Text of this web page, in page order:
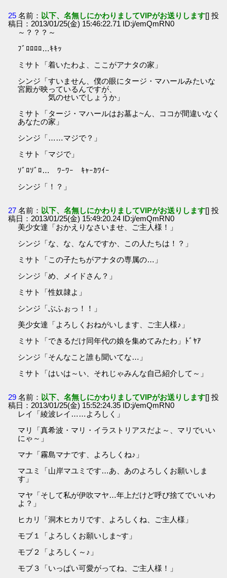
25 名前： 以下、名無しにかわりましてVIPがお送りします[] 投
稿日：2013/01/25(金) 15:46:22.71 ID:j/emQmRN0
～？？？～
ﾌﾞﾛﾛﾛﾛ…ｷｷｯ
ミサト「着いたわよ、ここがアナタの家」
シンジ「すいません、僕の眼にタージ・マハールみたいな
宮殿が映っているんですが、
気のせいでしょうか」
ミサト「タージ・マハールはお墓よ~ん、ココが間違いなく
あなたの家」
シンジ「……マジで？」
ミサト「マジで」
ｿﾞﾛｿﾞﾛ… ﾜｰﾜｰ ｷｬｰｶﾜｲｰ
シンジ「！？」
27 名前： 以下、名無しにかわりましてVIPがお送りします[] 投
稿日：2013/01/25(金) 15:49:20.24 ID:j/emQmRN0
美少女達「おかえりなさいませ、ご主人様！」
シンジ「な、な、なんですか、この人たちは！？」
ミサト「この子たちがアナタの専属の…」
シンジ「め、メイドさん？」
ミサト「性奴隷よ」
シンジ「ぶふぉっ！！」
美少女達「よろしくおねがいします、ご主人様♪」
ミサト「できるだけ同年代の娘を集めてみたわ」ﾄﾞﾔｱ
シンジ「そんなこと誰も聞いてな…」
ミサト「はいは～い、それじゃみんな自己紹介して～」
29 名前： 以下、名無しにかわりましてVIPがお送りします[] 投
稿日：2013/01/25(金) 15:52:24.35 ID:j/emQmRN0
レイ「綾波レイ……よろしく」
マリ「真希波・マリ・イラストリアスだよ～、マリでいい
にゃ～」
マナ「霧島マナです、よろしくね♪」
マユミ「山岸マユミです…あ、あのよろしくお願いしま
す」
マヤ「そして私が伊吹マヤ…年上だけど呼び捨てでいいわ
よ？」
ヒカリ「洞木ヒカリです、よろしくね、ご主人様」
モブ１「よろしくお願いしま~す」
モブ２「よろしく～♪」
モブ３「いっぱい可愛がってね、ご主人様！」